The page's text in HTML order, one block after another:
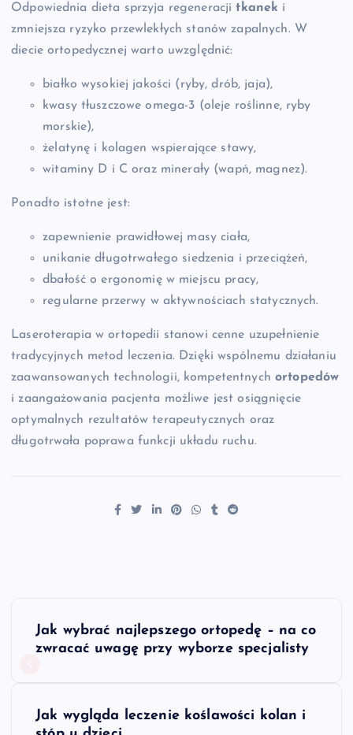
Odpowiednia dieta sprzyja regeneracjitkanek i
zmniejsza ryzyko przewlekłych stanów zapalnych. W
diecie ortopedycznej warto uwzględnić:
białko wysokiej jakości (ryby, drób, jaja),
kwasy tłuszczowe omega-3 (oleje roślinne, ryby
morskie),
żelatynę i kolagen wspierające stawy,
witaminy D i C oraz minerały (wapń, magnez).
Ponadto istotne jest:
zapewnienie prawidłowej masy ciała,
unikanie długotrwałego siedzenia i przeciążeń,
dbałość o ergonomię w miejscu pracy,
regularne przerwy w aktywnościach statycznych.
Laseroterapia w ortopedii stanowi cenne uzupełnienie
tradycyjnych metod leczenia. Dzięki wspólnemu działaniu
zaawansowanych technologii, kompetentnych ortopedów
i zaangażowania pacjenta możliwe jest osiągnięcie
optymalnych rezultatów terapeutycznych oraz
długotrwała poprawa funkcji układu ruchu.
NJak wybrać najlepszego ortopedę – na co
zwracać uwagę przy wyborze specjalisty
Jak wygląda leczenie koślawości kolan i